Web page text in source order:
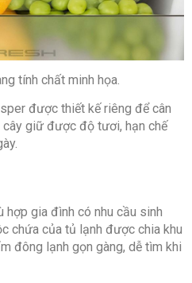
tính chất minh họa.
được thiết kế riêng để cân
cây giữ được độ tươi, hạn chế
hợp gia đình có nhu cầu sinh
chứa của tủ lạnh được chia khu
đông lạnh gọn gàng, dễ tìm khi